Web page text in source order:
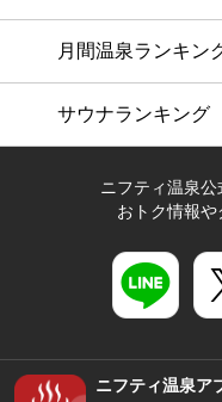
月間温泉ランキン
サウナランキング
ニフティ温泉
おトク情報や
ニフティ温泉ア